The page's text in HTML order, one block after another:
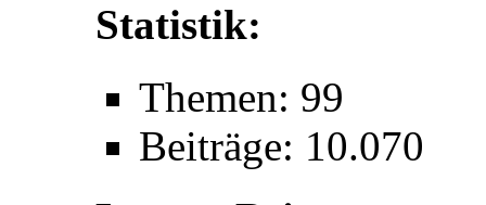
Statistik:
Themen: 99
Beiträge: 10.070